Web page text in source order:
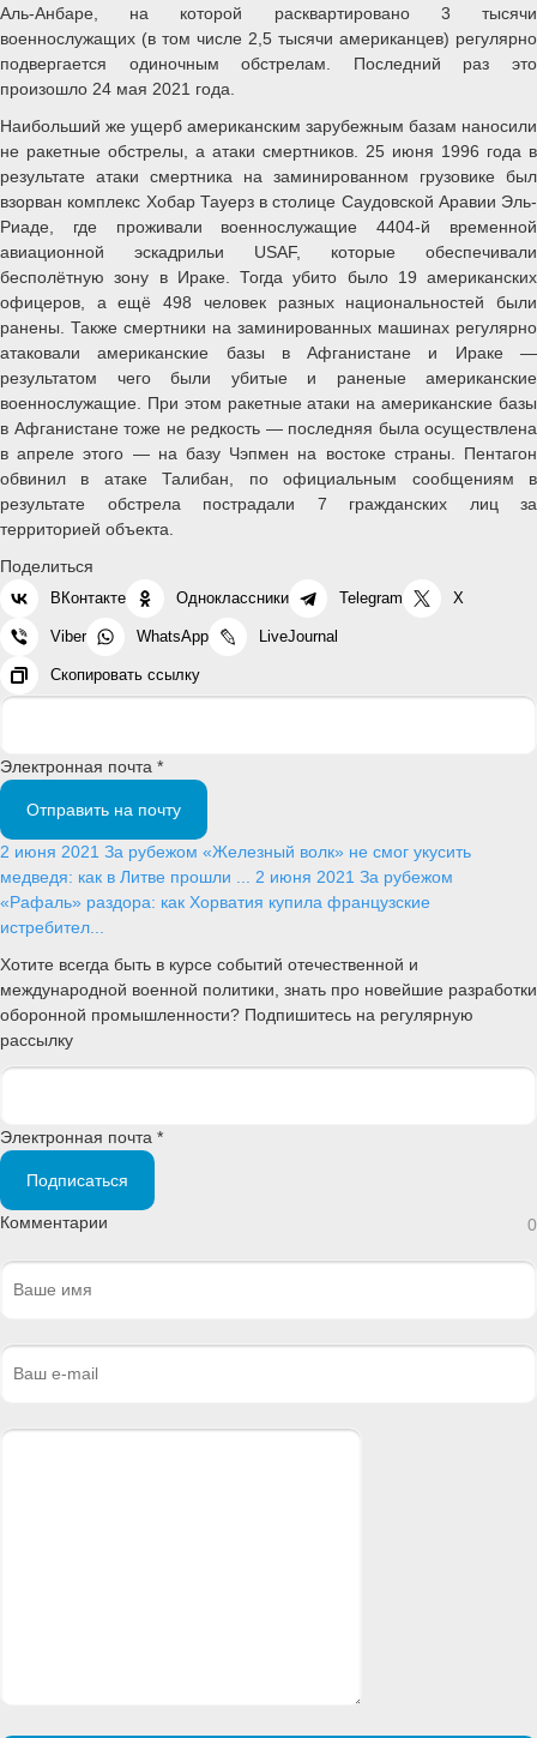
Аль-Анбаре, на которой расквартировано 3 тысячи
военнослужащих (в том числе 2,5 тысячи американцев) регулярно
подвергается одиночным обстрелам. Последний раз это
произошло 24 мая 2021 года.
Наибольший же ущерб американским зарубежным базам наносили
не ракетные обстрелы, а атаки смертников. 25 июня 1996 года в
результате атаки смертника на заминированном грузовике был
взорван комплекс Хобар Тауерз в столице Саудовской Аравии Эль-
Риаде, где проживали военнослужащие 4404-й временной
авиационной эскадрильи USAF, которые обеспечивали
бесполётную зону в Ираке. Тогда убито было 19 американских
офицеров, а ещё 498 человек разных национальностей были
ранены. Также смертники на заминированных машинах регулярно
атаковали американские базы в Афганистане и Ираке —
результатом чего были убитые и раненые американские
военнослужащие. При этом ракетные атаки на американские базы
в Афганистане тоже не редкость — последняя была осуществлена
в апреле этого — на базу Чэпмен на востоке страны. Пентагон
обвинил в атаке Талибан, по официальным сообщениям в
результате обстрела пострадали 7 гражданских лиц за
территорией объекта.
Поделиться
ВКонтакте Одноклассники Telegram X
Viber WhatsApp LiveJournal
Скопировать ссылку
Электронная почта *
Отправить на почту
2 июня 2021 За рубежом «Железный волк» не смог укусить
медведя: как в Литве прошли ... 2 июня 2021 За рубежом
«Рафаль» раздора: как Хорватия купила французские
истребител...
Хотите всегда быть в курсе событий отечественной и
международной военной политики, знать про новейшие разработки
оборонной промышленности? Подпишитесь на регулярную
рассылку
Электронная почта *
Подписаться
Комментарии 0